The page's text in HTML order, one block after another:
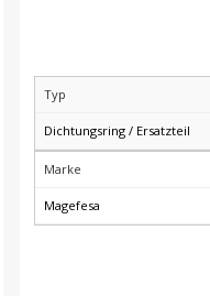
Typ
Dichtungsring / Ersatzteil
Marke
Magefesa